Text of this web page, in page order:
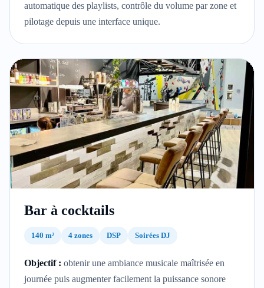
automatique des playlists, contrôle du volume par zone et
pilotage depuis une interface unique.
Bar à cocktails
140 m² 4 zones DSP Soirées DJ
Objectif : obtenir une ambiance musicale maîtrisée en
journée puis augmenter facilement la puissance sonore